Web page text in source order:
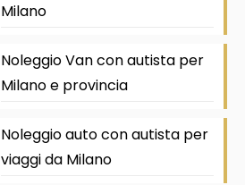
Milano
Noleggio Van con autista per
Milano e provincia
Noleggio auto con autista per
viaggi da Milano